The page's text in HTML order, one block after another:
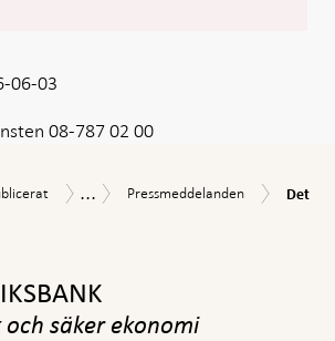
08-787 02 00
06-03
Nyheter
... Pressmeddelanden
Pressmeddelanden
Det
Det
säker ekonomi